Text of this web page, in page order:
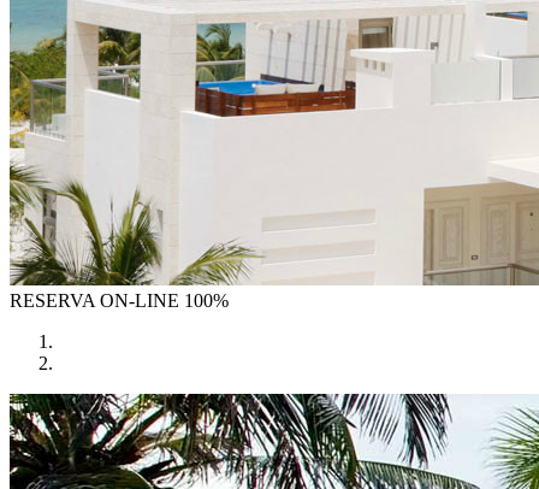
RESERVA ON-LINE 100%